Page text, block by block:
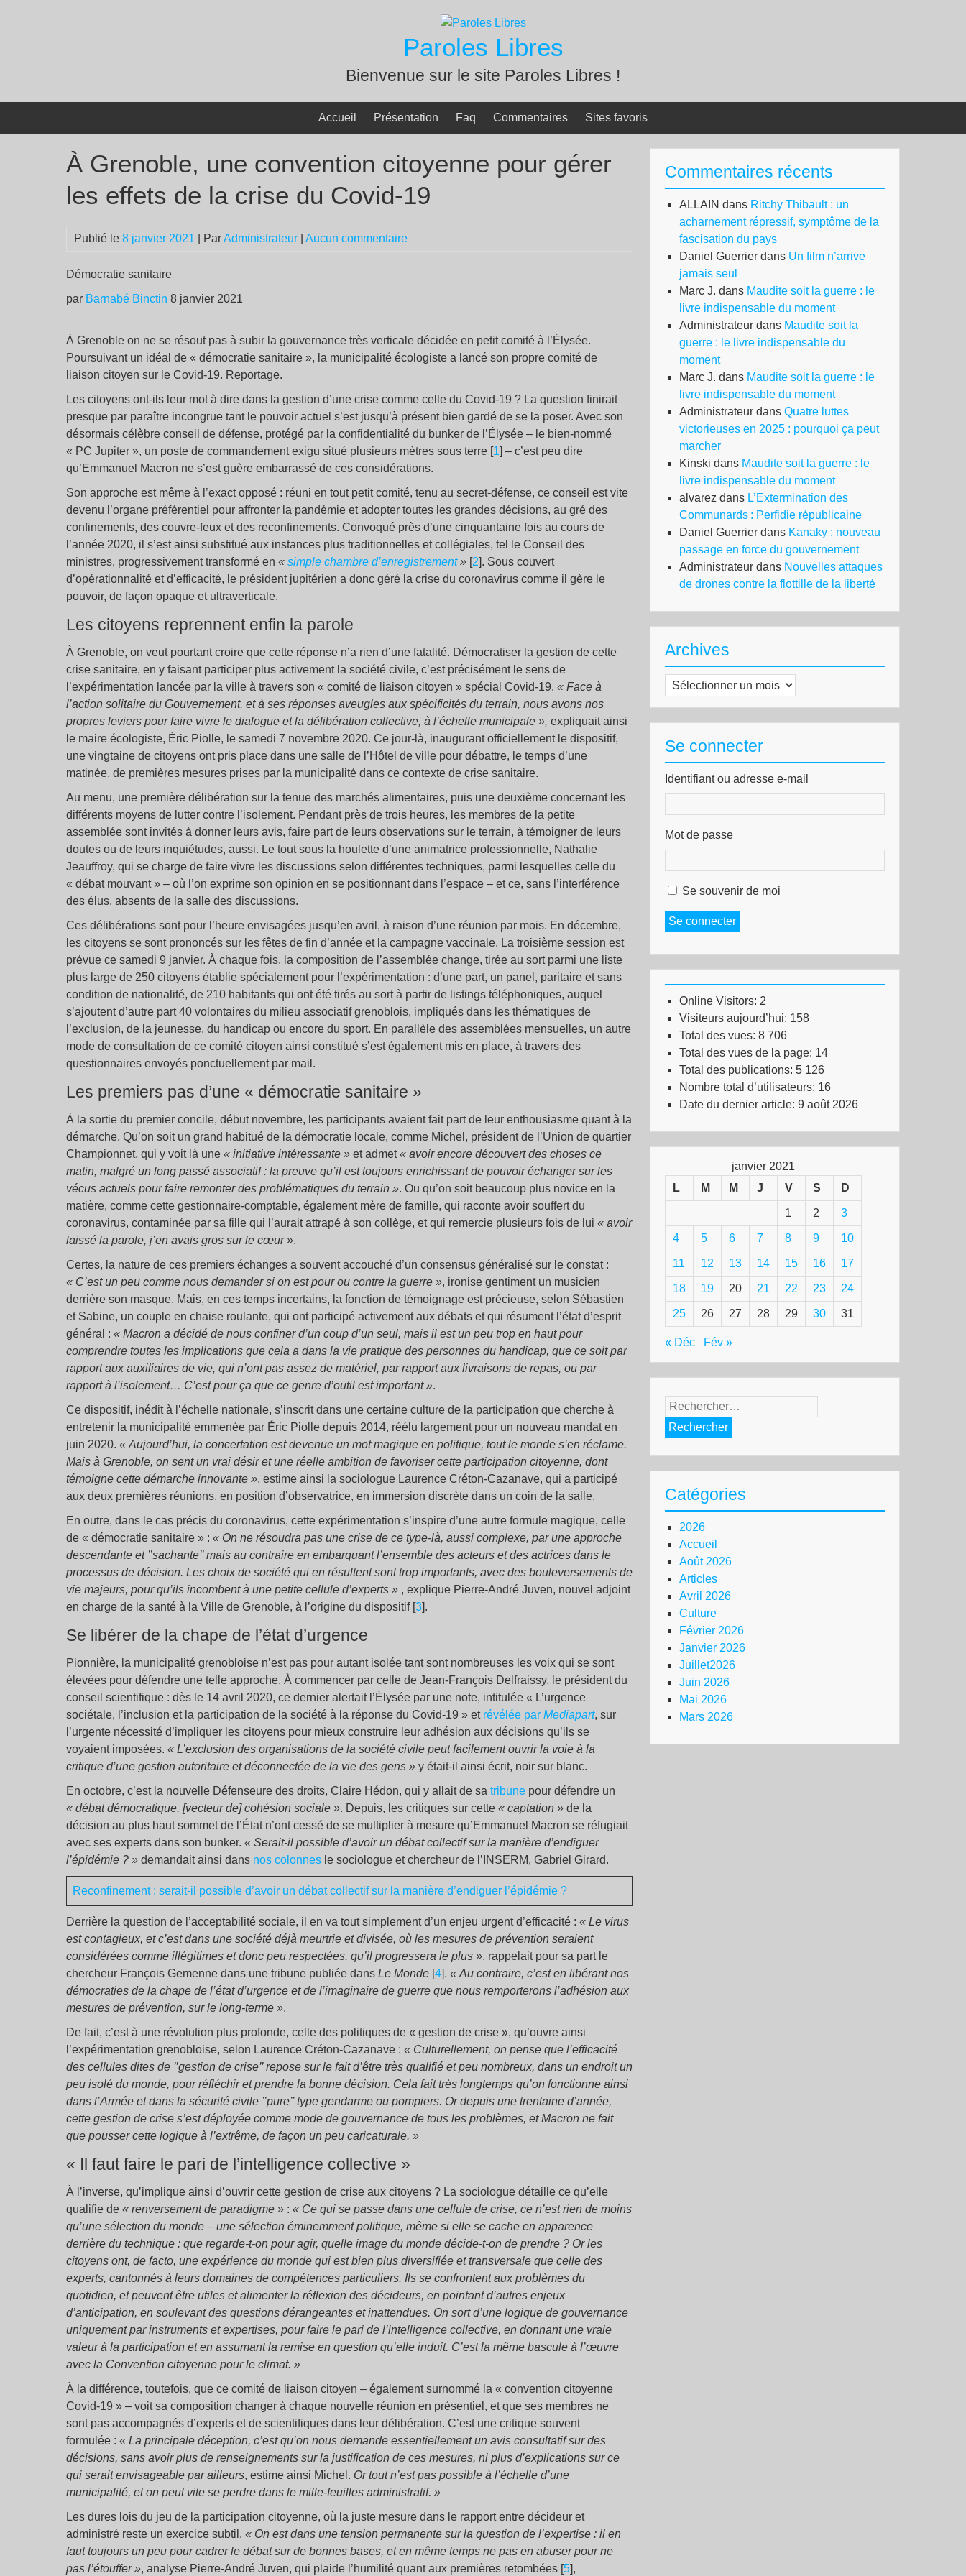
Paroles Libres
Bienvenue sur le site Paroles Libres !
Accueil Présentation Faq Commentaires Sites favoris
À Grenoble, une convention citoyenne pour gérer
les effets de la crise du Covid-19
Publié le 8 janvier 2021 | ParAdministrateur Aucun commentaire
Démocratie sanitaire
par Barnabé Binctin 8 janvier 2021
À Grenoble on ne se résout pas à subir la gouvernance très verticale décidée en petit comité à l’Élysée.
Poursuivant un idéal de « démocratie sanitaire », la municipalité écologiste a lancé son propre comité de
liaison citoyen sur le Covid-19. Reportage.
Les citoyens ont-ils leur mot à dire dans la gestion d’une crise comme celle du Covid-19 ? La question finirait
presque par paraître incongrue tant le pouvoir actuel s’est jusqu’à présent bien gardé de se la poser. Avec son
désormais célèbre conseil de défense, protégé par la confidentialité du bunker de l’Élysée – le bien-nommé
« PC Jupiter », un poste de commandement exigu situé plusieurs mètres sous terre [1] – c’est peu dire
qu’Emmanuel Macron ne s’est guère embarrassé de ces considérations.
Son approche est même à l’exact opposé : réuni en tout petit comité, tenu au secret-défense, ce conseil est vite
devenu l’organe préférentiel pour affronter la pandémie et adopter toutes les grandes décisions, au gré des
confinements, des couvre-feux et des reconfinements. Convoqué près d’une cinquantaine fois au cours de
l’année 2020, il s’est ainsi substitué aux instances plus traditionnelles et collégiales, tel le Conseil des
ministres, progressivement transformé en « simple chambre d’enregistrement» [2]. Sous couvert
d’opérationnalité et d’efficacité, le président jupitérien a donc géré la crise du coronavirus comme il gère le
pouvoir, de façon opaque et ultraverticale.
Les citoyens reprennent enfin la parole
À Grenoble, on veut pourtant croire que cette réponse n’a rien d’une fatalité. Démocratiser la gestion de cette
crise sanitaire, en y faisant participer plus activement la société civile, c’est précisément le sens de
l’expérimentation lancée par la ville à travers son « comité de liaison citoyen » spécial Covid-19. « Face à
l’action solitaire du Gouvernement, et à ses réponses aveugles aux spécificités du terrain, nous avons nos
propres leviers pour faire vivre le dialogue et la délibération collective, à l’échelle municipale », expliquait ainsi
le maire écologiste, Éric Piolle, le samedi 7 novembre 2020. Ce jour-là, inaugurant officiellement le dispositif,
une vingtaine de citoyens ont pris place dans une salle de l’Hôtel de ville pour débattre, le temps d’une
matinée, de premières mesures prises par la municipalité dans ce contexte de crise sanitaire.
Au menu, une première délibération sur la tenue des marchés alimentaires, puis une deuxième concernant les
différents moyens de lutter contre l’isolement. Pendant près de trois heures, les membres de la petite
assemblée sont invités à donner leurs avis, faire part de leurs observations sur le terrain, à témoigner de leurs
doutes ou de leurs inquiétudes, aussi. Le tout sous la houlette d’une animatrice professionnelle, Nathalie
Jeauffroy, qui se charge de faire vivre les discussions selon différentes techniques, parmi lesquelles celle du
« débat mouvant » – où l’on exprime son opinion en se positionnant dans l’espace – et ce, sans l’interférence
des élus, absents de la salle des discussions.
Ces délibérations sont pour l’heure envisagées jusqu’en avril, à raison d’une réunion par mois. En décembre,
les citoyens se sont prononcés sur les fêtes de fin d’année et la campagne vaccinale. La troisième session est
prévue ce samedi 9 janvier. À chaque fois, la composition de l’assemblée change, tirée au sort parmi une liste
plus large de 250 citoyens établie spécialement pour l’expérimentation : d’une part, un panel, paritaire et sans
condition de nationalité, de 210 habitants qui ont été tirés au sort à partir de listings téléphoniques, auquel
s’ajoutent d’autre part 40 volontaires du milieu associatif grenoblois, impliqués dans les thématiques de
l’exclusion, de la jeunesse, du handicap ou encore du sport. En parallèle des assemblées mensuelles, un autre
mode de consultation de ce comité citoyen ainsi constitué s’est également mis en place, à travers des
questionnaires envoyés ponctuellement par mail.
Les premiers pas d’une « démocratie sanitaire »
À la sortie du premier concile, début novembre, les participants avaient fait part de leur enthousiasme quant à la
démarche. Qu’on soit un grand habitué de la démocratie locale, comme Michel, président de l’Union de quartier
Championnet, qui y voit là une « initiative intéressante » et admet« avoir encore découvert des choses ce
matin, malgré un long passé associatif : la preuve qu’il est toujours enrichissant de pouvoir échanger sur les
vécus actuels pour faire remonter des problématiques du terrain ». Ou qu’on soit beaucoup plus novice en la
matière, comme cette gestionnaire-comptable, également mère de famille, qui raconte avoir souffert du
coronavirus, contaminée par sa fille qui l’aurait attrapé à son collège, et qui remercie plusieurs fois de lui « avoir
laissé la parole, j’en avais gros sur le cœur ».
Certes, la nature de ces premiers échanges a souvent accouché d’un consensus généralisé sur le constat :
« C’est un peu comme nous demander si on est pour ou contre la guerre », ironise gentiment un musicien
derrière son masque. Mais, en ces temps incertains, la fonction de témoignage est précieuse, selon Sébastien
et Sabine, un couple en chaise roulante, qui ont participé activement aux débats et qui résument l’état d’esprit
général : « Macron a décidé de nous confiner d’un coup d’un seul, mais il est un peu trop en haut pour
comprendre toutes les implications que cela a dans la vie pratique des personnes du handicap, que ce soit par
rapport aux auxiliaires de vie, qui n’ont pas assez de matériel, par rapport aux livraisons de repas, ou par
rapport à l’isolement… C’est pour ça que ce genre d’outil est important ».
Ce dispositif, inédit à l’échelle nationale, s’inscrit dans une certaine culture de la participation que cherche à
entretenir la municipalité emmenée par Éric Piolle depuis 2014, réélu largement pour un nouveau mandat en
juin 2020. « Aujourd’hui, la concertation est devenue un mot magique en politique, tout le monde s’en réclame.
Mais à Grenoble, on sent un vrai désir et une réelle ambition de favoriser cette participation citoyenne, dont
témoigne cette démarche innovante », estime ainsi la sociologue Laurence Créton-Cazanave, qui a participé
aux deux premières réunions, en position d’observatrice, en immersion discrète dans un coin de la salle.
En outre, dans le cas précis du coronavirus, cette expérimentation s’inspire d’une autre formule magique, celle
de « démocratie sanitaire » : « On ne résoudra pas une crise de ce type-là, aussi complexe, par une approche
descendante et ’’sachante’’ mais au contraire en embarquant l’ensemble des acteurs et des actrices dans le
processus de décision. Les choix de société qui en résultent sont trop importants, avec des bouleversements de
vie majeurs, pour qu’ils incombent à une petite cellule d’experts » , explique Pierre-André Juven, nouvel adjoint
en charge de la santé à la Ville de Grenoble, à l’origine du dispositif [3].
Se libérer de la chape de l’état d’urgence
Pionnière, la municipalité grenobloise n’est pas pour autant isolée tant sont nombreuses les voix qui se sont
élevées pour défendre une telle approche. À commencer par celle de Jean-François Delfraissy, le président du
conseil scientifique : dès le 14 avril 2020, ce dernier alertait l’Élysée par une note, intitulée « L’urgence
sociétale, l’inclusion et la participation de la société à la réponse du Covid-19 » et révélée par Mediapart, sur
l’urgente nécessité d’impliquer les citoyens pour mieux construire leur adhésion aux décisions qu’ils se
voyaient imposées. « L’exclusion des organisations de la société civile peut facilement ouvrir la voie à la
critique d’une gestion autoritaire et déconnectée de la vie des gens » y était-il ainsi écrit, noir sur blanc.
En octobre, c’est la nouvelle Défenseure des droits, Claire Hédon, qui y allait de sa tribune pour défendre un
« débat démocratique, [vecteur de] cohésion sociale ». Depuis, les critiques sur cette « captation » de la
décision au plus haut sommet de l’État n’ont cessé de se multiplier à mesure qu’Emmanuel Macron se réfugiait
avec ses experts dans son bunker. « Serait-il possible d’avoir un débat collectif sur la manière d’endiguer
l’épidémie ? » demandait ainsi dans nos colonnes le sociologue et chercheur de l’INSERM, Gabriel Girard.
Reconfinement : serait-il possible d’avoir un débat collectif sur la manière d’endiguer l’épidémie ?
Derrière la question de l’acceptabilité sociale, il en va tout simplement d’un enjeu urgent d’efficacité : « Le virus
est contagieux, et c’est dans une société déjà meurtrie et divisée, où les mesures de prévention seraient
considérées comme illégitimes et donc peu respectées, qu’il progressera le plus », rappelait pour sa part le
chercheur François Gemenne dans une tribune publiée dans Le Monde [4]. « Au contraire, c’est en libérant nos
démocraties de la chape de l’état d’urgence et de l’imaginaire de guerre que nous remporterons l’adhésion aux
mesures de prévention, sur le long-terme ».
De fait, c’est à une révolution plus profonde, celle des politiques de « gestion de crise », qu’ouvre ainsi
l’expérimentation grenobloise, selon Laurence Créton-Cazanave : « Culturellement, on pense que l’efficacité
des cellules dites de ’’gestion de crise’’ repose sur le fait d’être très qualifié et peu nombreux, dans un endroit un
peu isolé du monde, pour réfléchir et prendre la bonne décision. Cela fait très longtemps qu’on fonctionne ainsi
dans l’Armée et dans la sécurité civile ’’pure’’ type gendarme ou pompiers. Or depuis une trentaine d’année,
cette gestion de crise s’est déployée comme mode de gouvernance de tous les problèmes, et Macron ne fait
que pousser cette logique à l’extrême, de façon un peu caricaturale. »
« Il faut faire le pari de l’intelligence collective »
À l’inverse, qu’implique ainsi d’ouvrir cette gestion de crise aux citoyens ? La sociologue détaille ce qu’elle
qualifie de « renversement de paradigme » : « Ce qui se passe dans une cellule de crise, ce n’est rien de moins
qu’une sélection du monde – une sélection éminemment politique, même si elle se cache en apparence
derrière du technique : que regarde-t-on pour agir, quelle image du monde décide-t-on de prendre ? Or les
citoyens ont, de facto, une expérience du monde qui est bien plus diversifiée et transversale que celle des
experts, cantonnés à leurs domaines de compétences particuliers. Ils se confrontent aux problèmes du
quotidien, et peuvent être utiles et alimenter la réflexion des décideurs, en pointant d’autres enjeux
d’anticipation, en soulevant des questions dérangeantes et inattendues. On sort d’une logique de gouvernance
uniquement par instruments et expertises, pour faire le pari de l’intelligence collective, en donnant une vraie
valeur à la participation et en assumant la remise en question qu’elle induit. C’est la même bascule à l’œuvre
avec la Convention citoyenne pour le climat. »
À la différence, toutefois, que ce comité de liaison citoyen – également surnommé la « convention citoyenne
Covid-19 » – voit sa composition changer à chaque nouvelle réunion en présentiel, et que ses membres ne
sont pas accompagnés d’experts et de scientifiques dans leur délibération. C’est une critique souvent
formulée : « La principale déception, c’est qu’on nous demande essentiellement un avis consultatif sur des
décisions, sans avoir plus de renseignements sur la justification de ces mesures, ni plus d’explications sur ce
qui serait envisageable par ailleurs, estime ainsi Michel. Or tout n’est pas possible à l’échelle d’une
municipalité, et on peut vite se perdre dans le mille-feuilles administratif. »
Les dures lois du jeu de la participation citoyenne, où la juste mesure dans le rapport entre décideur et
administré reste un exercice subtil. « On est dans une tension permanente sur la question de l’expertise : il en
faut toujours un peu pour cadrer le débat sur de bonnes bases, et en même temps ne pas en abuser pour ne
pas l’étouffer », analyse Pierre-André Juven, qui plaide l’humilité quant aux premières retombées [5],
Commentaires récents
ALLAIN dans Ritchy Thibault : un
acharnement répressif, symptôme de la
fascisation du pays
Daniel Guerrier dans Un film n’arrive
jamais seul
Marc J. dans Maudite soit la guerre : le
livre indispensable du moment
Administrateur dans Maudite soit la
guerre : le livre indispensable du
moment
Marc J. dans Maudite soit la guerre : le
livre indispensable du moment
Administrateur dans Quatre luttes
victorieuses en 2025 : pourquoi ça peut
marcher
Kinski dans Maudite soit la guerre : le
livre indispensable du moment
alvarez dans L’Extermination des
Communards : Perfidie républicaine
Daniel Guerrier dans Kanaky : nouveau
passage en force du gouvernement
Administrateur dans Nouvelles attaques
de drones contre la flottille de la liberté
Archives
Archives
Se connecter
Identifiant ou adresse e-mail
Mot de passe
Se souvenir de moi
Se connecter
Online Visitors: 2
Visiteurs aujourd’hui: 158
Total des vues: 8 706
Total des vues de la page: 14
Total des publications: 5 126
Nombre total d’utilisateurs: 16
Date du dernier article: 9 août 2026
janvier 2021
L
M M J V S D
1 2 3
4 5 6 7 8 9 10
11 12 13 14 15 16 17
18 19 20 21 22 23 24
25 26 27 28 29 30 31
« Déc Fév »
Rechercher :
Catégories
2026
Accueil
Août 2026
Articles
Avril 2026
Culture
Février 2026
Janvier 2026
Juillet2026
Juin 2026
Mai 2026
Mars 2026